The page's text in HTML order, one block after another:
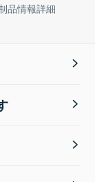
品情報詳細